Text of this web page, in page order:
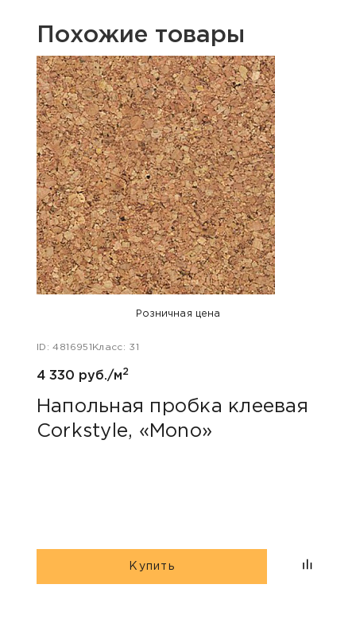
Похожие товары
Розничная цена
ID: 4816951 Класс: 31
4 330 руб./м2
Напольная пробка клеевая
Corkstyle, «Mono»
Купить